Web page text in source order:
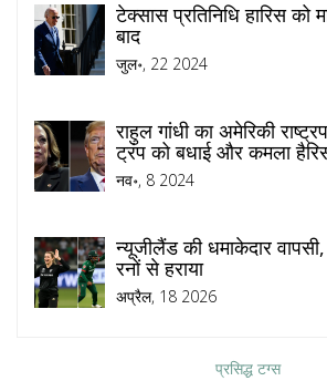
टेक्सास प्रतिनिधि हारिस को
बाद
जुल॰, 22 2024
राहुल गांधी का अमेरिकी
ट्रंप को बधाई और कमला
नव॰, 8 2024
न्यूजीलैंड की धमाकेदार
रनों से हराया
अप्रैल, 18 2026
प्रसिद्ध टग्स